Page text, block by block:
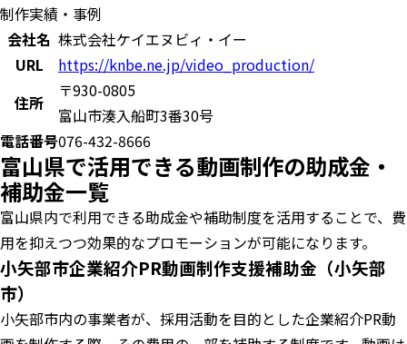
制作実績・事例
会社名 株式会社ケイエヌビィ・イー
URL
https://knbe.ne.jp/video_production/
住所
〒930-0805
富山市湊入船町3番30号
電話番号076-432-8666
富山県で活用できる動画制作の助成金・
補助金一覧
富山県内で利用できる助成金や補助制度を活用することで、費
用を抑えつつ効果的なプロモーションが可能になります。
小矢部市企業紹介PR動画制作支援補助金（小矢部
市）
小矢部市内の事業者が、採用活動を目的とした企業紹介PR動